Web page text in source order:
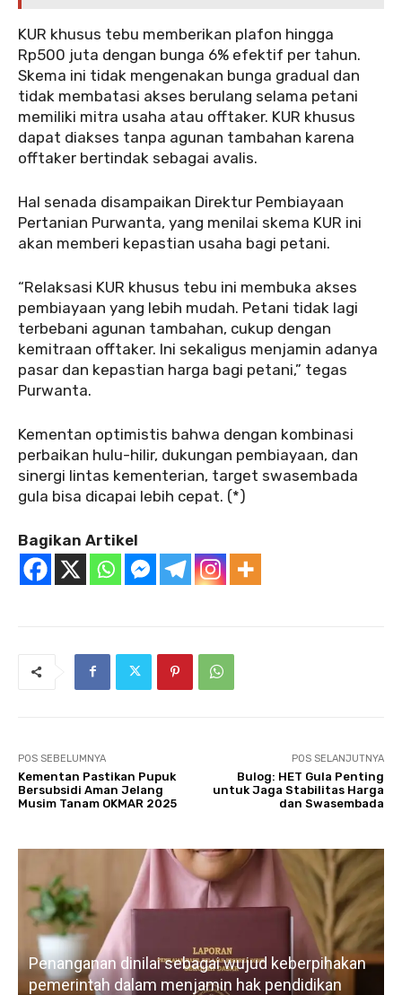
KUR khusus tebu memberikan plafon hingga
Rp500 juta dengan bunga 6% efektif per tahun.
Skema ini tidak mengenakan bunga gradual dan
tidak membatasi akses berulang selama petani
memiliki mitra usaha atau offtaker. KUR khusus
dapat diakses tanpa agunan tambahan karena
offtaker bertindak sebagai avalis.
Hal senada disampaikan Direktur Pembiayaan
Pertanian Purwanta, yang menilai skema KUR ini
akan memberi kepastian usaha bagi petani.
“Relaksasi KUR khusus tebu ini membuka akses
pembiayaan yang lebih mudah. Petani tidak lagi
terbebani agunan tambahan, cukup dengan
kemitraan offtaker. Ini sekaligus menjamin adanya
pasar dan kepastian harga bagi petani,” tegas
Purwanta.
Kementan optimistis bahwa dengan kombinasi
perbaikan hulu-hilir, dukungan pembiayaan, dan
sinergi lintas kementerian, target swasembada
gula bisa dicapai lebih cepat. (*)
Bagikan Artikel
POS SEBELUMNYA
Kementan Pastikan Pupuk
Bersubsidi Aman Jelang
Musim Tanam OKMAR 2025
POS SELANJUTNYA
Bulog: HET Gula Penting
untuk Jaga Stabilitas Harga
dan Swasembada
Penanganan dinilai sebagai wujud keberpihakan
pemerintah dalam menjamin hak pendidikan